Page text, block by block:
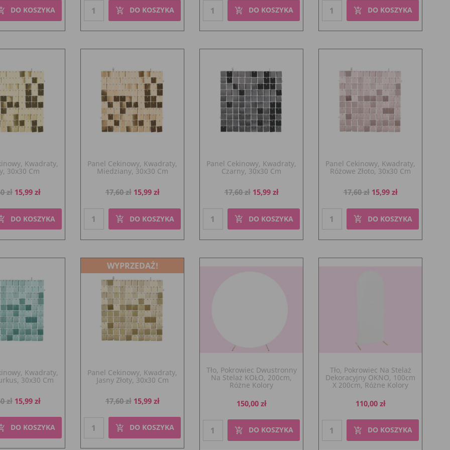
DO KOSZYKA add_shopping_cart DO KOSZYKA add_shopping_cart DO KOSZYKA add_shopping_cart DO KOSZYKA
Kwadraty,
30x30 Cm
zł Cena
15,99 zł
DO KOSZYKA
Panel Cekinowy, Kwadraty,
Miedziany, 30x30 Cm
Cena
17,60 zł Cena
15,99 zł
add_shopping_cart DO KOSZYKA
Panel Cekinowy, Kwadraty,
Czarny, 30x30 Cm
Cena
17,60 zł Cena
15,99 zł
add_shopping_cart DO KOSZYKA
Panel Cekinowy, Kwadraty,
Różowe Złoto, 30x30 Cm
Cena
17,60 zł Cena
15,99 zł
add_shopping_cart DO KOSZYKA
Kwadraty,
30x30 Cm
zł Cena
15,99 zł
DO KOSZYKA
Panel Cekinowy, Kwadraty,
Jasny Złoty, 30x30 Cm
Cena
17,60 zł Cena
15,99 zł
add_shopping_cart DO KOSZYKA
WYPRZEDAŻ!
Tło, Pokrowiec Dwustronny
Na Stelaż KOŁO, 200cm,
Różne Kolory
Cena
150,00 zł
add_shopping_cart DO KOSZYKA
Tło, Pokrowiec Na Stelaż
Dekoracyjny OKNO, 100cm
X 200cm, Różne Kolory
Cena
110,00 zł
add_shopping_cart DO KOSZYKA